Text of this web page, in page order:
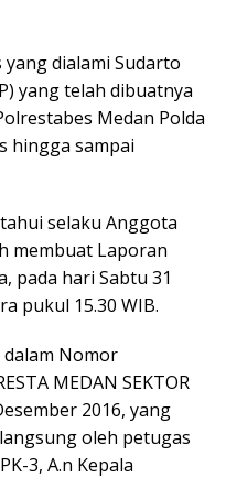
dialami Sudarto
yang telah dibuatnya
Medan Polda
hingga sampai
selaku Anggota
membuat Laporan
pada hari Sabtu 31
pukul 15.30 WIB.
Nomor
MEDAN SEKTOR
2016, yang
oleh petugas
3, A.n Kepala